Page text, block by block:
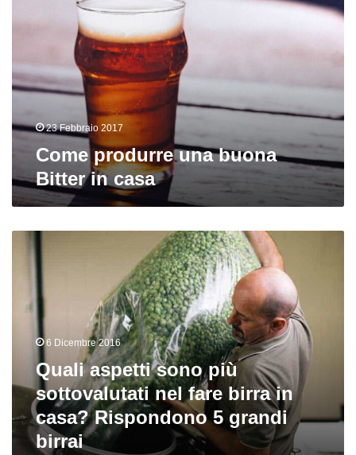
casa
23 Febbraio 2017
Come produrre una buona
Bitter in casa
Quali
sottovalutati
casa?
Rispondono
5
grandi
6 Dicembre 2016
Quali aspetti sono più
sottovalutati nel fare birra in
casa? Rispondono 5 grandi
birrai